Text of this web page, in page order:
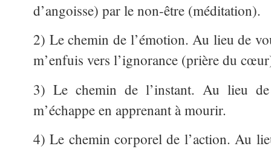
d’angoisse) par le non-être (méditation).
2) Le chemin de l’émotion. Au lieu de
m’enfuis vers l’ignorance (prière du
3) Le chemin de l’instant. Au lieu
m’échappe en apprenant à mourir.
4) Le chemin corporel de l’action. Au